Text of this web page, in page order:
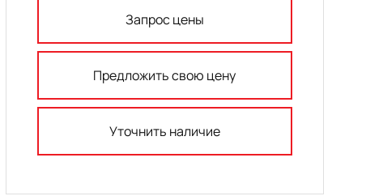
Запрос цены
Предложить свою цену
Уточнить наличие